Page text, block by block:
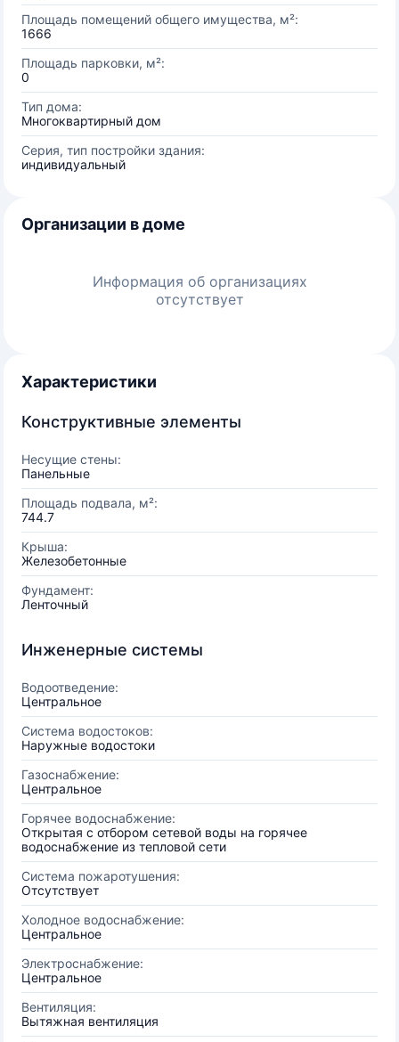
Площадь помещений общего имущества, м²:
1666
Площадь парковки, м²:
0
Тип дома:
Многоквартирный дом
Серия, тип постройки здания:
индивидуальный
Организации в доме
Информация об организациях
отсутствует
Характеристики
Конструктивные элементы
Несущие стены:
Панельные
Площадь подвала, м²:
744.7
Крыша:
Железобетонные
Фундамент:
Ленточный
Инженерные системы
Водоотведение:
Центральное
Система водостоков:
Наружные водостоки
Газоснабжение:
Центральное
Горячее водоснабжение:
Открытая с отбором сетевой воды на горячее
водоснабжение из тепловой сети
Система пожаротушения:
Отсутствует
Холодное водоснабжение:
Центральное
Электроснабжение:
Центральное
Вентиляция:
Вытяжная вентиляция